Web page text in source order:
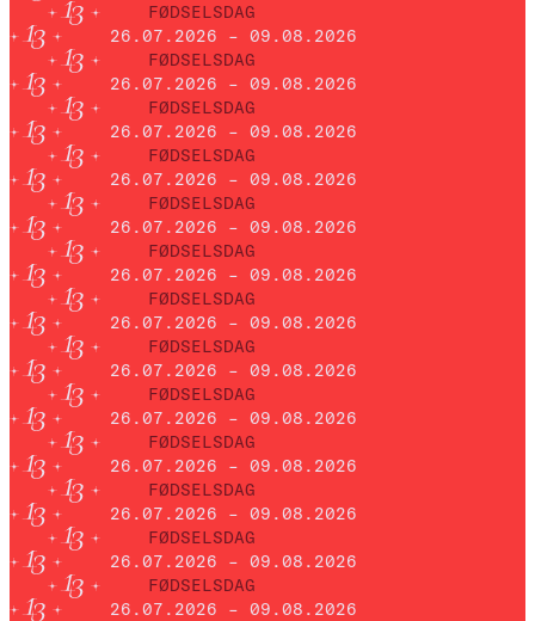
FØDSELSDAG
26.07.2026 – 09.08.2026
FØDSELSDAG
26.07.2026 – 09.08.2026
FØDSELSDAG
26.07.2026 – 09.08.2026
FØDSELSDAG
26.07.2026 – 09.08.2026
FØDSELSDAG
26.07.2026 – 09.08.2026
FØDSELSDAG
26.07.2026 – 09.08.2026
FØDSELSDAG
26.07.2026 – 09.08.2026
FØDSELSDAG
26.07.2026 – 09.08.2026
FØDSELSDAG
26.07.2026 – 09.08.2026
FØDSELSDAG
26.07.2026 – 09.08.2026
FØDSELSDAG
26.07.2026 – 09.08.2026
FØDSELSDAG
26.07.2026 – 09.08.2026
FØDSELSDAG
26.07.2026 – 09.08.2026